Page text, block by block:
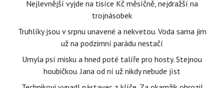
Nejlevnější vyjde na tisíce Kč měsíčně, nejdražší na
trojnásobek
Truhlíky jsou v srpnu unavené a nekvetou. Voda sama jim
už na podzimní parádu nestačí
Umyla psí misku a hned poté talíře pro hosty. Stejnou
houbičkou. Jana od ní už nikdy nebude jíst